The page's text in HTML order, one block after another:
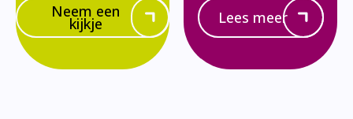
Neem een
kijkje Lees meer